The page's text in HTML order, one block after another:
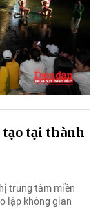
tại thành
trung tâm miền
lập không gian